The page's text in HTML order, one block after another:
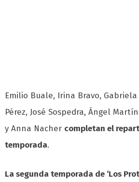
Emilio Buale, Irina Bravo,
Pérez, José Sospedra, Ángel
y Anna Nacher completan el
temporada.
La segunda temporada de ‘Los